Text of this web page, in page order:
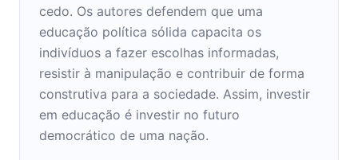
cedo. Os autores defendem que uma
educação política sólida capacita os
indivíduos a fazer escolhas informadas,
resistir à manipulação e contribuir de forma
construtiva para a sociedade. Assim, investir
em educação é investir no futuro
democrático de uma nação.